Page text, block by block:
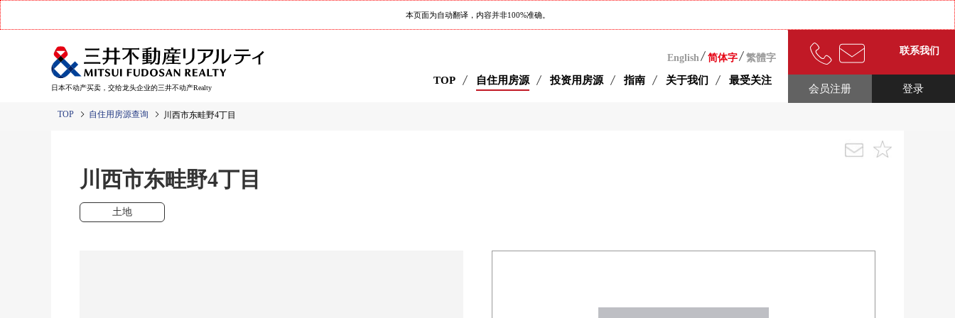
本页面为自动翻译，内容并非100%准确。
日本不动产买卖，交给龙头企业的三井不动产Realty
English 简体字 繁體字
TOP 自住用房源 投资用房源 指南 关于我们 最受关注
联系我们
登录
会员注册
TOP 自住用房源查询 川西市东畦野4丁目
川西市东畦野4丁目
土地